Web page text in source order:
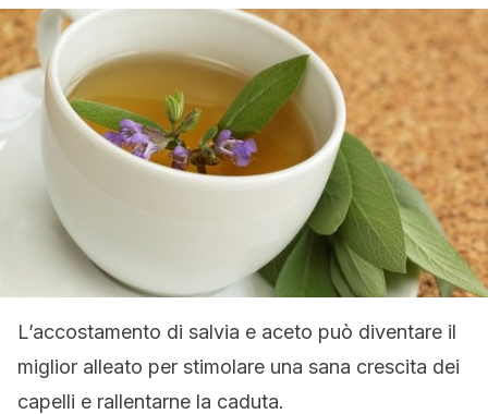
L’accostamento di salvia e aceto può diventare il
miglior alleato per stimolare una sana crescita dei
capelli e rallentarne la caduta.